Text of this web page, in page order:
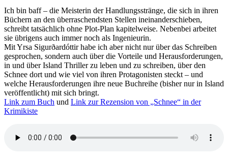
im
Fjord
Ich bin baff – die Meisterin der Handlungsstränge, die sich in ihren
Büchern an den überraschendsten Stellen ineinanderschieben,
schreibt tatsächlich ohne Plot-Plan kapitelweise. Nebenbei arbeitet
sie übrigens auch immer noch als Ingenieurin.
Mit Yrsa Sigurðardóttir habe ich aber nicht nur über das Schreiben
gesprochen, sondern auch über die Vorteile und Herausforderungen,
in und über Island Thriller zu leben und zu schreiben, über den
Schnee dort und wie viel von ihren Protagonisten steckt – und
welche Herausforderungen ihre neue Buchreihe (bisher nur in Island
veröffentlicht) mit sich bringt.
Link zum Buch und Link zur Rezension von „Schnee“ in der
Krimikiste